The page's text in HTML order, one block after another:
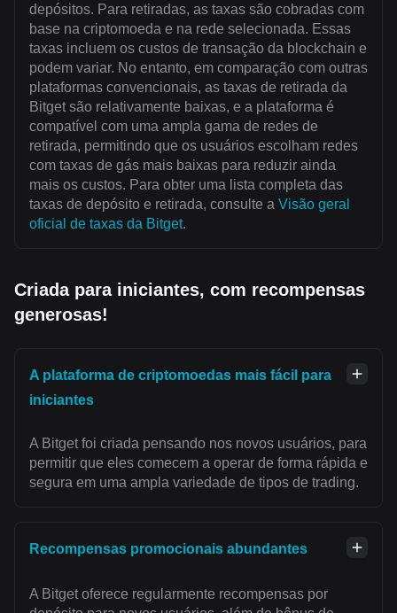
depósitos. Para retiradas, as taxas são cobradas com
base na criptomoeda e na rede selecionada. Essas
taxas incluem os custos de transação da blockchain e
podem variar. No entanto, em comparação com outras
plataformas convencionais, as taxas de retirada da
Bitget são relativamente baixas, e a plataforma é
compatível com uma ampla gama de redes de
retirada, permitindo que os usuários escolham redes
com taxas de gás mais baixas para reduzir ainda
mais os custos. Para obter uma lista completa das
taxas de depósito e retirada, consulte a Visão geral
oficial de taxas da Bitget.
Criada para iniciantes, com recompensas
generosas!
A plataforma de criptomoedas mais fácil para
iniciantes
A Bitget foi criada pensando nos novos usuários, para
permitir que eles comecem a operar de forma rápida e
segura em uma ampla variedade de tipos de trading.
Recompensas promocionais abundantes
A Bitget oferece regularmente recompensas por